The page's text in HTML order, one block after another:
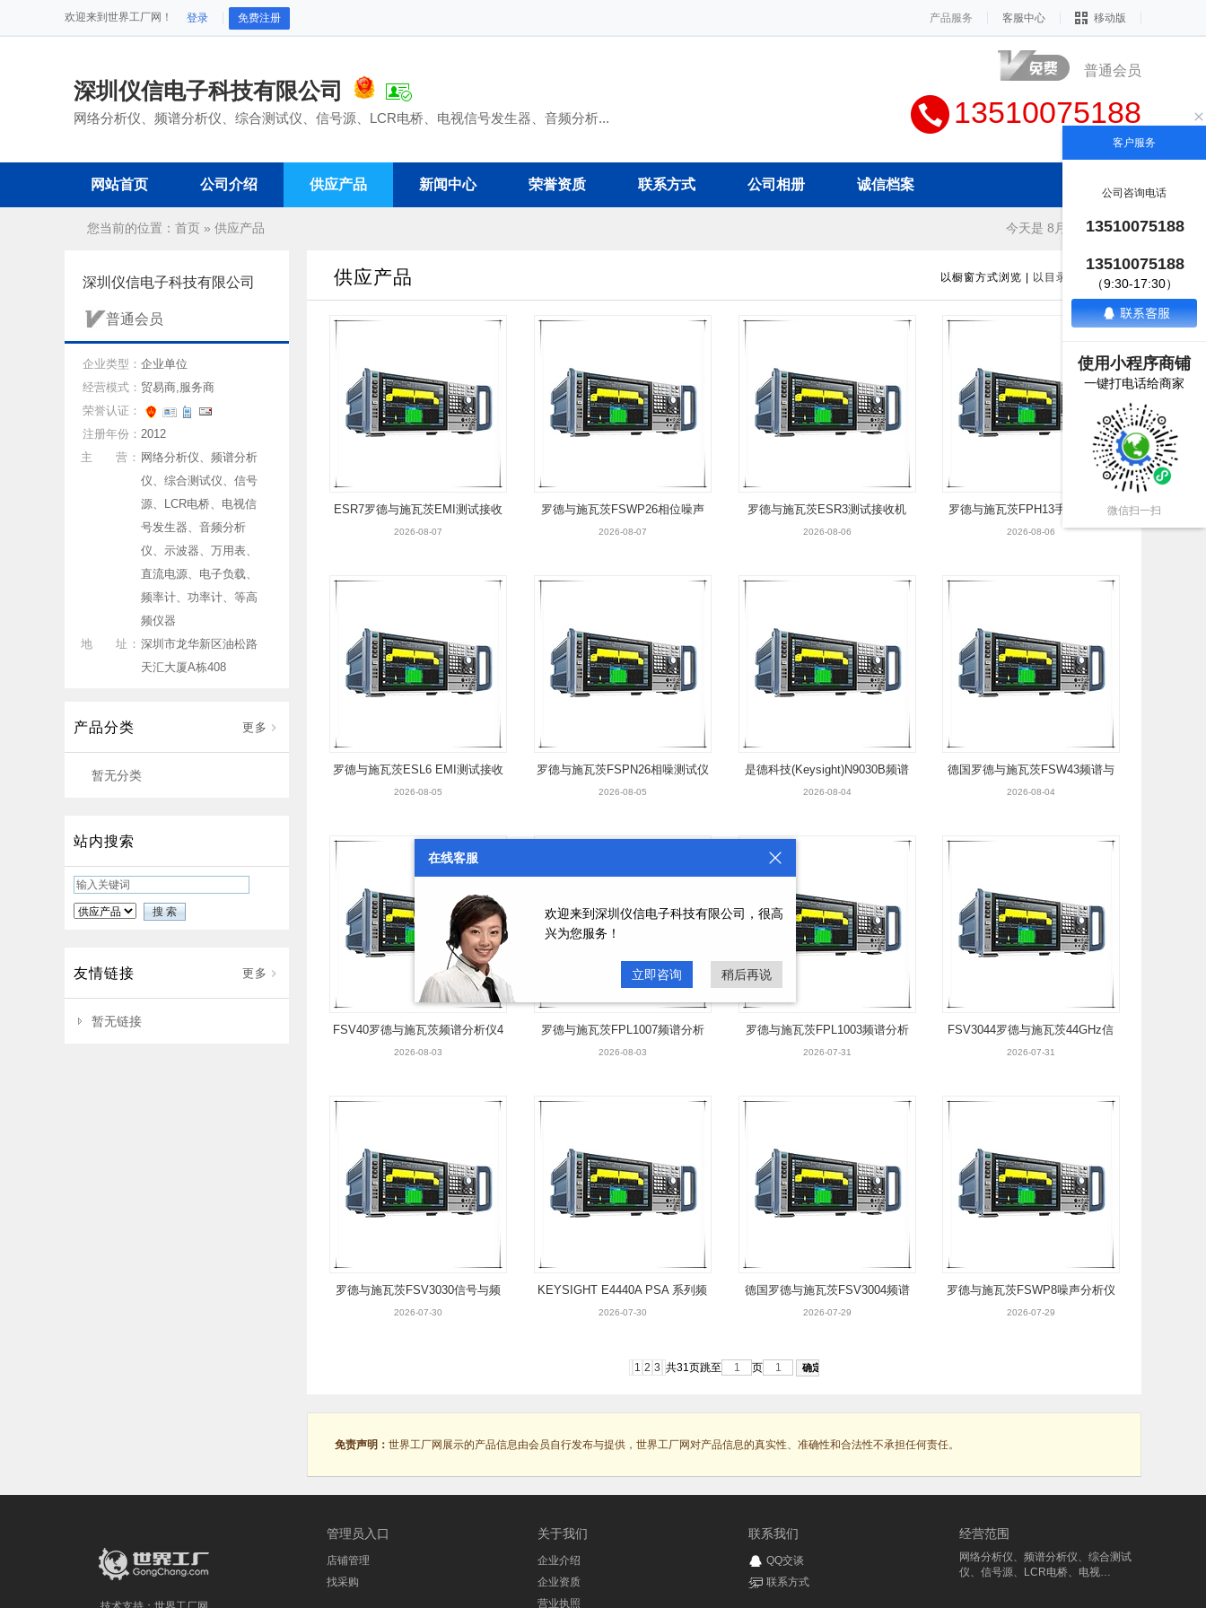
欢迎来到世界工厂网！ 登录 免费注册 产品服务 客服中心 移动版
深圳仪信电子科技有限公司
网络分析仪、频谱分析仪、综合测试仪、信号源、LCR电桥、电视信号发生器、音频分析...
普通会员
13510075188
网站首页 公司介绍 供应产品 新闻中心 荣誉资质 联系方式 公司相册 诚信档案
今天是 8月9日 星期日
您当前的位置： 首页 » 供应产品
深圳仪信电子科技有限公司
普通会员
企业类型： 企业单位
经营模式： 贸易商,服务商
荣誉认证：
注册年份： 2012
主 营： 网络分析仪、频谱分析
仪、综合测试仪、信号
源、LCR电桥、电视信
号发生器、音频分析
仪、示波器、万用表、
直流电源、电子负载、
频率计、功率计、等高
频仪器
地 址： 深圳市龙华新区油松路
天汇大厦A栋408
更多
产品分类
暂无分类
站内搜索
更多
友情链接
暂无链接
以橱窗方式浏览 以目录方式浏览
供应产品
ESR7罗德与施瓦茨EMI测试接收
机
2026-08-07
罗德与施瓦茨FSWP26相位噪声
分析仪和VCO测试仪
2026-08-07
罗德与施瓦茨ESR3测试接收机
2026-08-06
罗德与施瓦茨FPH13手持式频谱
分析仪
2026-08-06
罗德与施瓦茨ESL6 EMI测试接收
机
2026-08-05
罗德与施瓦茨FSPN26相噪测试仪
2026-08-05
是德科技(Keysight)N9030B频谱
分析仪
2026-08-04
德国罗德与施瓦茨FSW43频谱与
信号分析仪
2026-08-04
FSV40罗德与施瓦茨频谱分析仪4
0GHz
2026-08-03
罗德与施瓦茨FPL1007频谱分析
仪
2026-08-03
罗德与施瓦茨FPL1003频谱分析
仪
2026-07-31
FSV3044罗德与施瓦茨44GHz信
号与频谱分析仪
2026-07-31
罗德与施瓦茨FSV3030信号与频
谱分析仪
2026-07-30
KEYSIGHT E4440A PSA 系列频
谱分析仪
2026-07-30
德国罗德与施瓦茨FSV3004频谱
分析仪
2026-07-29
罗德与施瓦茨FSWP8噪声分析仪
2026-07-29
1 2 3 共31页跳至 页
免责声明： 世界工厂网展示的产品信息由会员自行发布与提供，世界工厂网对产品信息的真实性、准确性和合法性不承担任何责任。
管理员入口
店铺管理
找采购
关于我们
企业介绍
企业资质
营业执照
联系我们
QQ交谈
联系方式
经营范围
网络分析仪、频谱分析仪、综合测试
仪、信号源、LCR电桥、电视…
客户服务
公司咨询电话
13510075188
13510075188
（9:30-17:30）
使用小程序商铺
一键打电话给商家
微信扫一扫
在线客服
欢迎来到深圳仪信电子科技有限公司，很高
兴为您服务！
立即咨询 稍后再说